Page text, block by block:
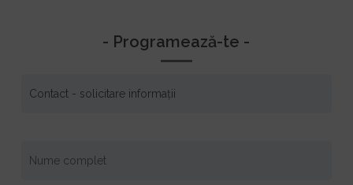
- Programează-te -